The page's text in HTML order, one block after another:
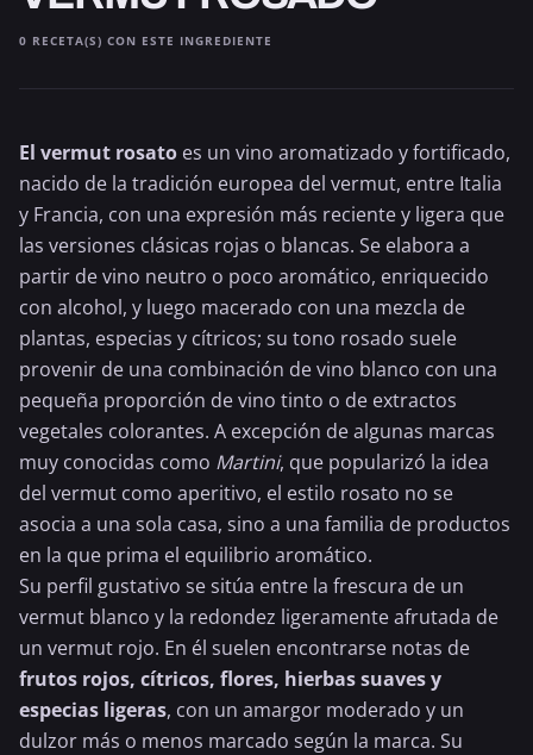
0 RECETA(S) CON ESTE INGREDIENTE
El vermut rosato es un vino aromatizado y fortificado,
nacido de la tradición europea del vermut, entre Italia
y Francia, con una expresión más reciente y ligera que
las versiones clásicas rojas o blancas. Se elabora a
partir de vino neutro o poco aromático, enriquecido
con alcohol, y luego macerado con una mezcla de
plantas, especias y cítricos; su tono rosado suele
provenir de una combinación devino blanco con una
pequeña proporción devino tinto o de extractos
vegetales colorantes. A excepción de algunas marcas
muy conocidas como Martini, que popularizó la idea
del vermut como aperitivo, el estilo rosato no se
asocia a una sola casa, sino a una familia de productos
en la que prima el equilibrio aromático.
Su perfil gustativo se sitúa entre la frescura de un
vermut blanco y la redondez ligeramente afrutada de
un vermut rojo. En él suelen encontrarse notas de
frutos rojos, cítricos, flores, hierbas suaves y
especias ligeras, con un amargor moderado y un
dulzor más o menos marcado según la marca. Su